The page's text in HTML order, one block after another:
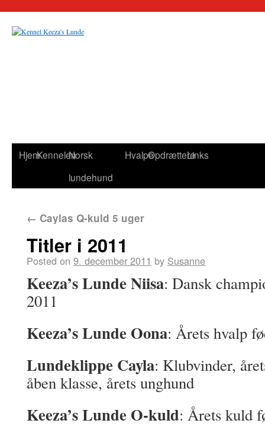
HjemKennelenNorsk
lundehund
HvalpeOpdrættereLinks
← Caylas Q-kuld 5 uger
Titler i 2011
Posted on 9. december 2011 by Susanne
Keeza’s Lunde Niisa: Dansk
2011
Keeza’s Lunde Oona: Årets hvalp
Lundeklippe Cayla: Klubvinder,
åben klasse, årets unghund
Keeza’s Lunde O-kuld: Årets kuld